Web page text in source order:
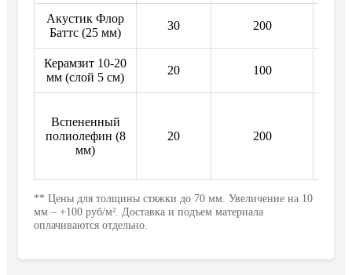
Акустик Флор
Баттс (25 мм)
30 200
Керамзит 10-20
мм (слой 5 см)
20 100
Вспененный
полиолефин (8
мм)
20 200
** Цены для толщины стяжки до 70 мм. Увеличение на 10
мм – +100 руб/м². Доставка и подъем материала
оплачиваются отдельно.